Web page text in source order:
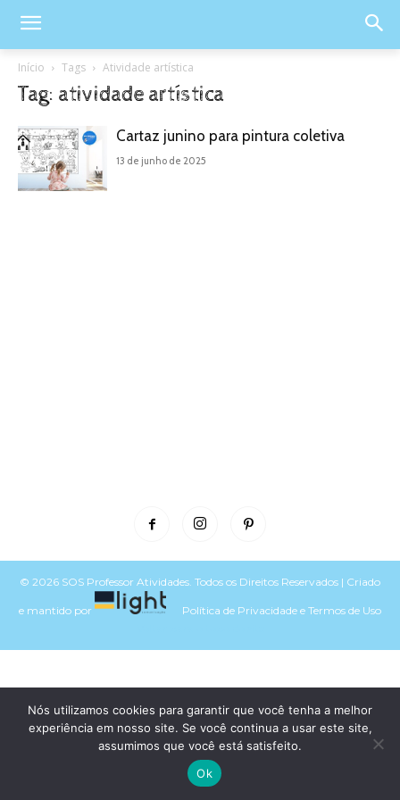
Início Tags Atividade artística
Tag: atividade artística
Cartaz junino para pintura coletiva
13 de junho de 2025
© 2026 SOS Professor Atividades. Todos os Direitos Reservados | Criado
e mantido por Política de Privacidade e Termos de Uso
Nós utilizamos cookies para garantir que você tenha a melhor
experiência em nosso site. Se você continua a usar este site,
assumimos que você está satisfeito.
Ok